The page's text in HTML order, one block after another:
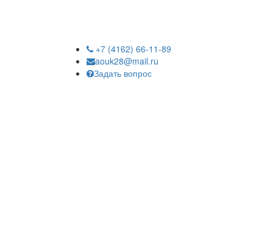
+7 (4162) 66-11-89
aouk28@mail.ru
Задать вопрос